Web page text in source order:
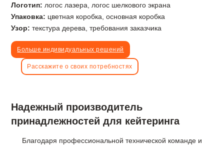
Логотип: логос лазера, логос шелкового экрана
Упаковка: цветная коробка, основная коробка
Узор: текстура дерева, требования заказчика
Больше индивидуальных решений
Расскажите о своих потребностях
Надежный производитель
принадлежностей для кейтеринга
Благодаря профессиональной технической команде и